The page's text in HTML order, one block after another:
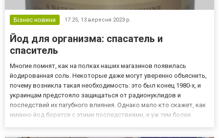
Бізнес новини 17:25, 13 вересня 2023 р.
Йод для организма: спасатель и
спаситель
Многие помнят, как на полках наших магазинов появилась
йодированная соль. Некоторые даже могут уверенно объяснить,
почему возникла такая необходимость: это был конец 1980-х, и
украинцам предстояло защищаться от радионуклидов и
последствий их пагубного влияния. Однако мало кто скажет, как
именно йод борется с этими последствиями, и уж тем более